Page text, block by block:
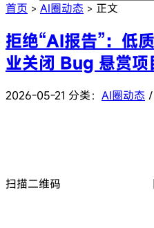
首页 > AI圈动态 > 正文
拒绝“AI报告”：低
业关闭 Bug 悬赏项
2026-05-21 分类： AI圈动态 /
扫描二维码